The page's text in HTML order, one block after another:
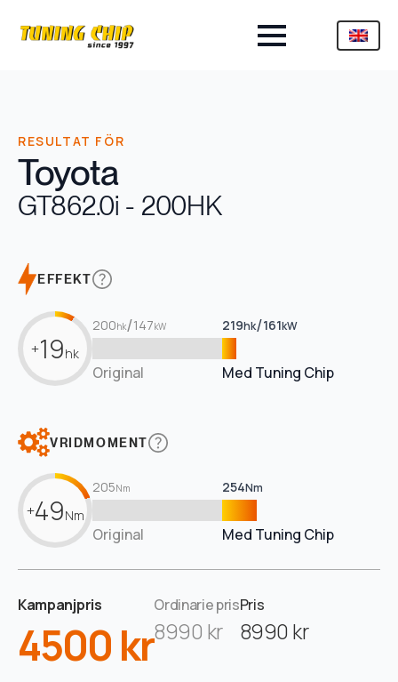
RESULTAT FÖR
Toyota
GT862.0i - 200HK
EFFEKT
+19hk
200hk/147kW 219hk/161kW
Original Med Tuning Chip
VRIDMOMENT
+49Nm
205Nm 254Nm
Original Med Tuning Chip
Kampanjpris
4500 kr
Ordinarie pris
8990 kr
Pris
8990 kr